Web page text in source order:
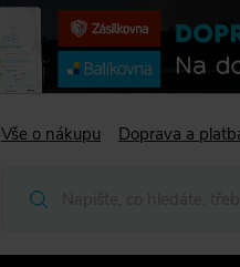
Vše o nákupu Doprava a